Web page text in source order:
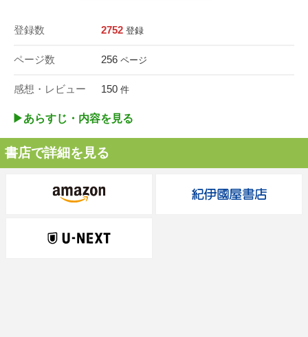
登録数 2752 登録
ページ数 256 ページ
感想・レビュー 150 件
▶︎あらすじ・内容を見る
書店で詳細を見る